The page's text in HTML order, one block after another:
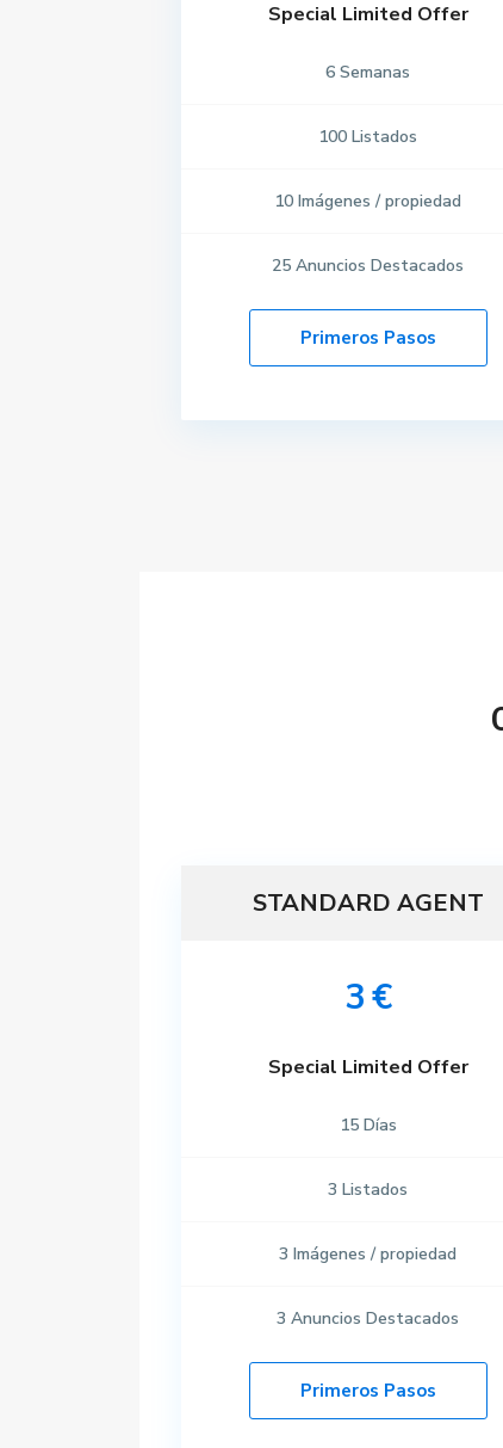
Special Limited Offer
6 Semanas
100 Listados
10 Imágenes / propiedad
25 Anuncios Destacados
Primeros Pasos
STANDARD AGENT
3 €
Special Limited Offer
15Días
3 Listados
3 Imágenes / propiedad
3 Anuncios Destacados
Primeros Pasos
Calle velazquez 2, 41610. Paradas (Sevilla)
Alquiler Docente